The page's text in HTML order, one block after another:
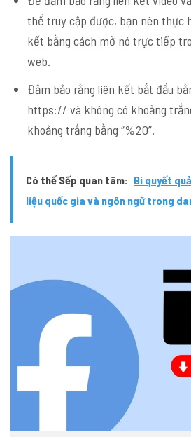
thể truy cập được, bạn nên thực
kết bằng cách mở nó trực tiếp
web.
Đảm bảo rằng liên kết bắt đầu
https:// và không có khoảng
khoảng trắng bằng “%20”.
Có thể Sếp quan tâm: Bí quyết
liệu quốc gia và ngôn ngữ trong